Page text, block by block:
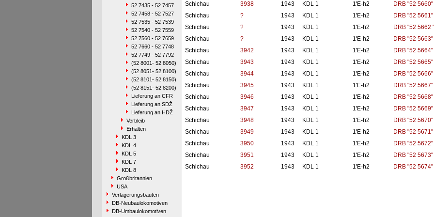
52 7435 - 52 7457
52 7458 - 52 7527
52 7535 - 52 7539
52 7540 - 52 7559
52 7560 - 52 7659
52 7660 - 52 7748
52 7749 - 52 7792
(52 8001- 52 8050)
(52 8051- 52 8100)
(52 8101- 52 8150)
(52 8151- 52 8200)
Lieferung an CFR
Lieferung an SDŽ
Lieferung an HDŽ
Verbleib
Erhalten
KDL 3
KDL 4
KDL 5
KDL 7
KDL 8
Großbritannien
USA
Verlagerungsbauten
DB-Neubaulokomotiven
DB-Umbaulokomotiven
Schichau 3938 1943 KDL 1 1'E-h2
DRB "52 5660"
Schichau
? 1943 KDL 1 1'E-h2
DRB "52 5661"
Schichau
? 1943 KDL 1 1'E-h2
DRB "52 5662 "
Schichau
? 1943 KDL 1 1'E-h2
DRB "52 5663"
Schichau
3942 1943 KDL 1 1'E-h2
DRB "52 5664"
Schichau
3943 1943 KDL 1 1'E-h2
DRB "52 5665"
Schichau
3944 1943 KDL 1 1'E-h2
DRB "52 5666"
Schichau
3945 1943 KDL 1 1'E-h2
DRB "52 5667"
Schichau
3946 1943 KDL 1 1'E-h2
DRB "52 5668"
Schichau
3947 1943 KDL 1 1'E-h2
DRB "52 5669"
Schichau
3948 1943 KDL 1 1'E-h2
DRB "52 5670"
Schichau
3949 1943 KDL 1 1'E-h2
DRB "52 5671"
Schichau
3950 1943 KDL 1 1'E-h2
DRB "52 5672"
Schichau
3951 1943 KDL 1 1'E-h2
DRB "52 5673"
Schichau
3952 1943 KDL 1 1'E-h2 DRB "52 5674"